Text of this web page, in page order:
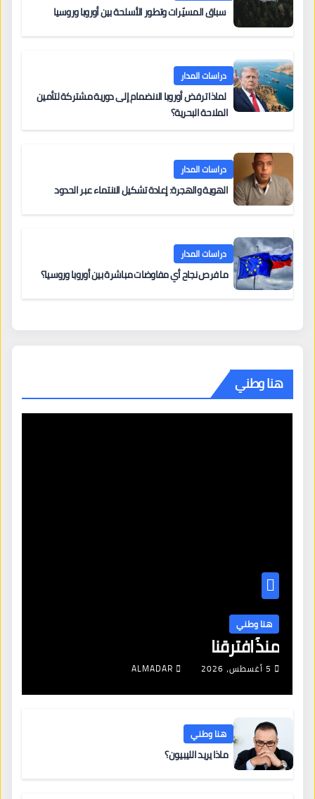
سباق المسيّرات وتطور الأسلحة بين أوروبا وروسيا
دراسات المدار
لماذا ترفض أوروبا الانضمام إلى دورية مشتركة لتأمين
الملاحة البحرية؟
دراسات المدار
الهوية والهجرة: إعادة تشكيل الانتماء عبر الحدود
دراسات المدار
ما فرص نجاح أي مفاوضات مباشرة بين أوروبا وروسيا؟
هنا وطني
هنا وطني
منذُ افترقنا
5 أغسطس، 2026 ALMADAR
هنا وطني
ماذا يريد الليبيون؟